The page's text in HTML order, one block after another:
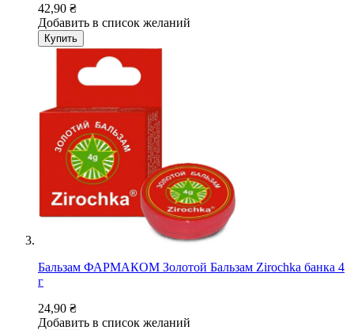
42,90 ₴
Добавить в список желаний
Купить
Бальзам ФАРМАКОМ Золотой Бальзам Zirochka банка 4
г
24,90 ₴
Добавить в список желаний